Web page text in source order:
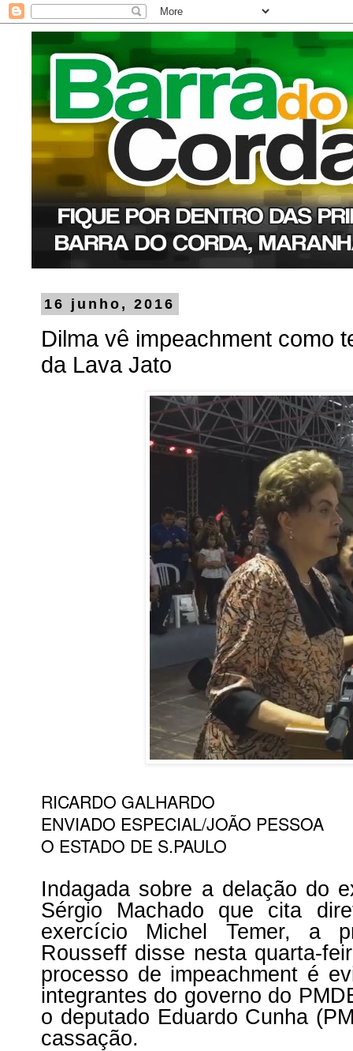
16 junho, 2016
Dilma vê impeachment como
da Lava Jato
RICARDO GALHARDO
ENVIADO ESPECIAL/JOÃO PESSOA
O ESTADO DE S.PAULO
Indagada sobre a delação do
Sérgio Machado que cita
exercício Michel Temer, a
Rousseff disse nesta quarta-
processo de impeachment é
integrantes do governo do
o deputado Eduardo Cunha
cassação.